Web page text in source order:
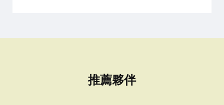
推薦夥伴